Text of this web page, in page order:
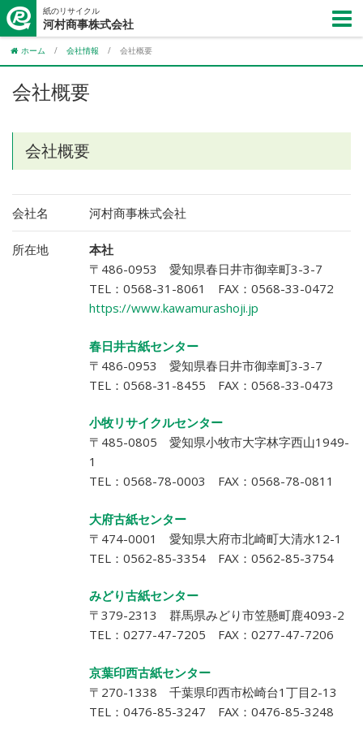
紙のリサイクル
河村商事株式会社
ホーム / 会社情報 / 会社概要
会社概要
会社概要
会社名 河村商事株式会社
所在地
本社
〒486-0953 愛知県春日井市御幸町3-3-7
TEL：0568-31-8061 FAX：0568-33-0472
https://www.kawamurashoji.jp
春日井古紙センター
〒486-0953 愛知県春日井市御幸町3-3-7
TEL：0568-31-8455 FAX：0568-33-0473
小牧リサイクルセンター
〒485-0805 愛知県小牧市大字林字西山1949-
1
TEL：0568-78-0003 FAX：0568-78-0811
大府古紙センター
〒474-0001 愛知県大府市北崎町大清水12-1
TEL：0562-85-3354 FAX：0562-85-3754
みどり古紙センター
〒379-2313 群馬県みどり市笠懸町鹿4093-2
TEL：0277-47-7205 FAX：0277-47-7206
京葉印西古紙センター
〒270-1338 千葉県印西市松崎台1丁目2-13
TEL：0476-85-3247 FAX：0476-85-3248